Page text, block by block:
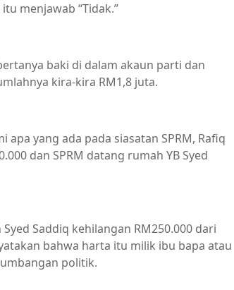
menjawab “Tidak.”
baki di dalam akaun parti dan
kira-kira RM1,8 juta.
yang ada pada siasatan SPRM, Rafiq
dan SPRM datang rumah YB Syed
Saddiq kehilangan RM250.000 dari
bahwa harta itu milik ibu bapa atau
politik.